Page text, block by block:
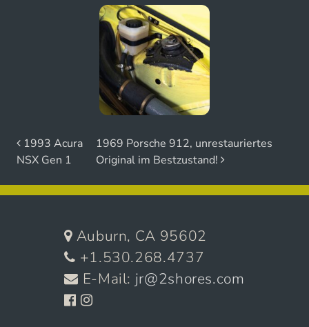
Beitrags-Navigation
1993 Acura
NSX Gen 1
1969 Porsche 912, unrestauriertes
Original im Bestzustand!
Auburn, CA 95602
+1.530.268.4737
E-Mail: jr@2shores.com